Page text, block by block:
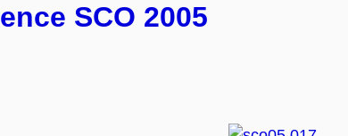
SCO 2005